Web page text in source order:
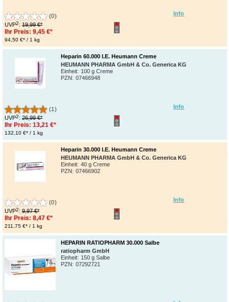
Info
(0)
UVP2: 19,99 €*
Ihr Preis: 9,45 €*
94,50 €* / 1 kg
Info
Heparin 60.000 I.E. Heumann Creme
HEUMANN PHARMA GmbH & Co. Generica KG
Einheit: 100 g Creme
PZN: 07466948
(1)
UVP2: 26,99 €*
Ihr Preis: 13,21 €*
132,10 €* / 1 kg
Info
Heparin 30.000 I.E. Heumann Creme
HEUMANN PHARMA GmbH & Co. Generica KG
Einheit: 40 g Creme
PZN: 07466902
(0)
UVP2: 9,97 €*
Ihr Preis: 8,47 €*
211,75 €* / 1 kg
HEPARIN RATIOPHARM 30.000 Salbe
ratiopharm GmbH
Einheit: 150 g Salbe
PZN: 07292721